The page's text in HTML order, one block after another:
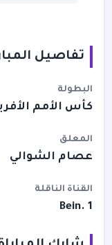
تفاصيل
البطولة
كأس الأمم
المعلق
عصام الشوالي
القناة الناقلة
Bein. 1